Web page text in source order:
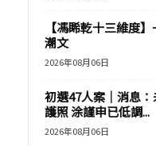
【馮睎乾十三維度
潮文
2026年08月06日
初選47人案｜消息
護照 涂謹申已低調...
2026年08月06日